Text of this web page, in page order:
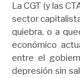
La CGT (y las
sector
quiebra, o a
económico
entre el
depresión sin